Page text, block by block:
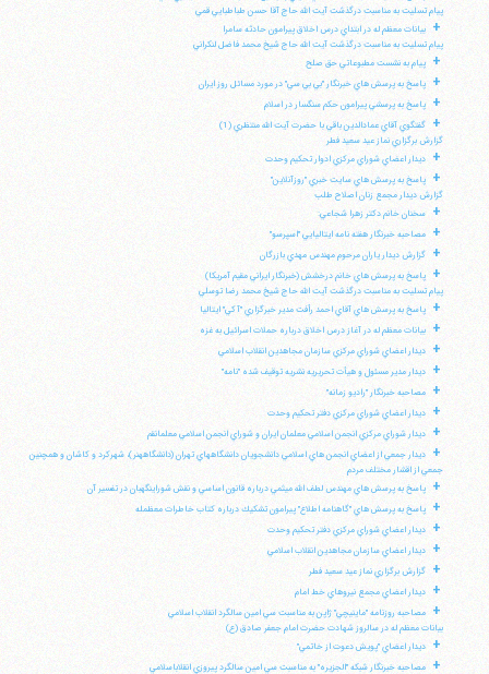
پيام تسليت به مناسبت درگذشت آيت الله حاج آقا حسن طباطبايي قمي
+
بيانات معظم له در ابتداي درس اخلاق پيرامون حادثه سامرا
پيام تسليت به مناسبت درگذشت آيت الله حاج شيخ محمد فاضل لنكراني
+ پيام به نشست مطبوعاتي حق صلح
+ پاسخ به پرسش هاي خبرنگار "بي بي سي" در مورد مسائل روز ايران
+ پاسخ به پرسشي پيرامون حكم سنگسار در اسلام
+
گفتگوي آقاي عمادالدين باقي با حضرت آيت الله منتظري (1)
گزارش برگزاري نماز عيد سعيد فطر
+ ديدار اعضاي شوراي مركزي ادوار تحكيم وحدت
+
پاسخ به پرسش هاي سايت خبري "روزآنلاين"
گزارش ديدار مجمع زنان اصلاح طلب
+ سخنان خانم دكتر زهرا شجاعي:
+ مصاحبه خبرنگار هفته نامه ايتاليايي "اسپرسو"
+ گزارش ديدار ياران مرحوم مهندس مهدي بازرگان
+
پاسخ به پرسش هاي خانم درخشش (خبرنگار ايراني مقيم آمريكا)
پيام تسليت به مناسبت درگذشت آيت الله حاج شيخ محمد رضا توسلي
+ پاسخ به پرسش هاي آقاي احمد رأفت مدير خبرگزاري "آكي" ايتاليا
+ بيانات معظم له در آغاز درس اخلاق درباره حملات اسرائيل به غزه
+ ديدار اعضاي شوراي مركزي سازمان مجاهدين انقلاب اسلامي
+ ديدار مدير مسئول و هيأت تحريريه نشريه توقيف شده "نامه"
+ مصاحبه خبرنگار "راديو زمانه"
+ ديدار اعضاي شوراي مركزي دفتر تحكيم وحدت
+ ديدار شوراي مركزي انجمن اسلامي معلمان ايران و شوراي انجمن اسلامي معلمانقم
+
ديدار جمعي از اعضاي انجمن هاي اسلامي دانشجويان دانشگاههاي تهران (دانشگاههنر)، شهركرد و كاشان و همچنين
جمعي از اقشار مختلف مردم
+ پاسخ به پرسش هاي مهندس لطف الله ميثمي درباره قانون اساسي و نقش شوراينگهبان در تفسير آن
+ پاسخ به پرسش هاي "گاهنامه اطلاع" پيرامون تشكيك درباره كتاب خاطرات معظمله
+ ديدار اعضاي شوراي مركزي دفتر تحكيم وحدت
+ ديدار اعضاي سازمان مجاهدين انقلاب اسلامي
+ گزارش برگزاري نماز عيد سعيد فطر
+ ديدار اعضاي مجمع نيروهاي خط امام
+
مصاحبه روزنامه "ماينيچي" ژاپن به مناسبت سي امين سالگرد انقلاب اسلامي
بيانات معظم له در سالروز شهادت حضرت امام جعفر صادق (ع)
+ ديدار اعضاي "پويش دعوت از خاتمي"
+ مصاحبه خبرنگار شبكه "الجزيره" به مناسبت سي امين سالگرد پيروزي انقلاباسلامي